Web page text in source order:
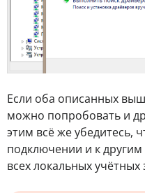
Если оба описанных
можно попробовать и
этим всё же убедитесь,
подключении и к
всех локальных учётных